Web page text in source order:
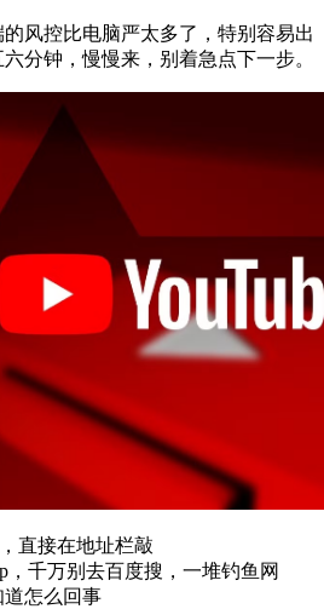
风控比电脑严太多了，特别容易出
分钟，慢慢来，别着急点下一步。
直接在地址栏敲
，千万别去百度搜，一堆钓鱼网
怎么回事